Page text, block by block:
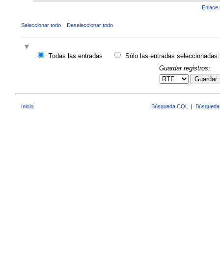
Enlace
Seleccionar todo Deseleccionar todo
Todas las entradas
Sólo las entradas seleccionadas:
Guardar registros:
Guardar
Inicio Búsqueda CQL